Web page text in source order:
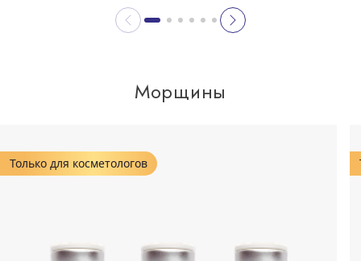
Морщины
Только для косметологов